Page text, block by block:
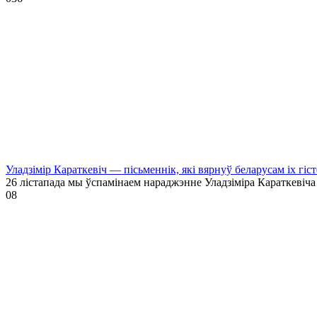
Уладзімір Караткевіч — пісьменнік, які вярнуў беларусам іх
26 лістапада мы ўспамінаем нараджэнне Уладзіміра Караткевіча
08